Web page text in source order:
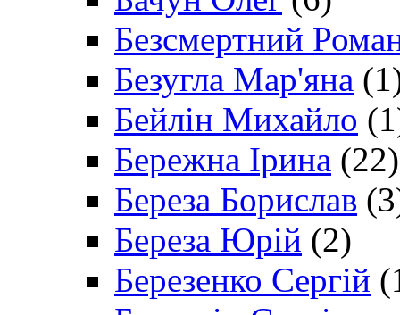
Безсмертний
Безугла Мар'яна
Бейлін Михайло
Бережна Ірина (22)
Береза Борислав
Береза Юрій (2)
Березенко Сергій